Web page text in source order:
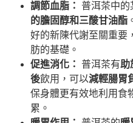
調節血脂： 普洱茶中的
的膽固醇和三酸甘油酯
好的新陳代謝至關重要
肪的基礎。
促進消化： 普洱茶有助
後飲用，可以減輕腸胃
保身體更有效地利用食
累。